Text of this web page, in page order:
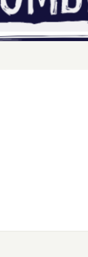
vuelto innombrable!